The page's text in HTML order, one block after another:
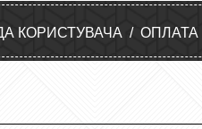
КОРИСТУВАЧА / ОПЛАТА